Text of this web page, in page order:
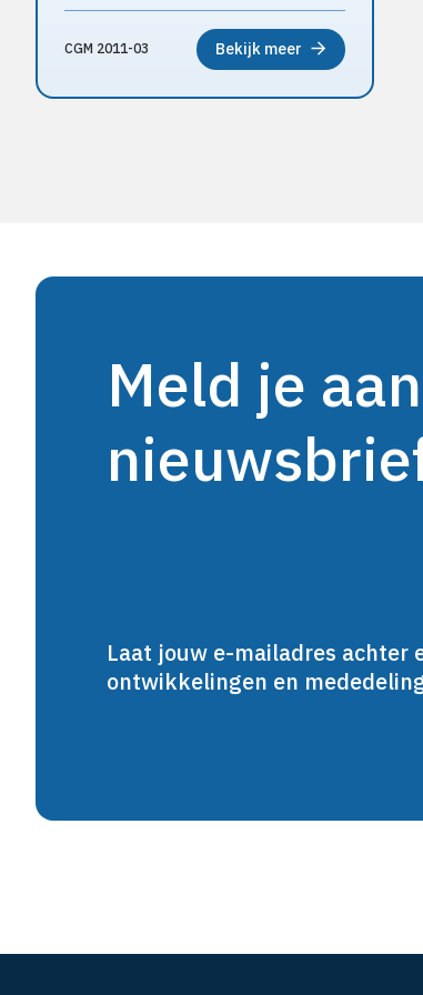
CGM 2011-03 Bekijk meer
Meld je
Laat jouw e-mailadres
ontwikkelingen en